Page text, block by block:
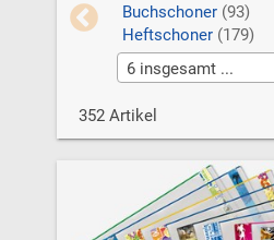
Buchschoner (93)
Heftschoner (179)
6 insgesamt ...
352 Artikel